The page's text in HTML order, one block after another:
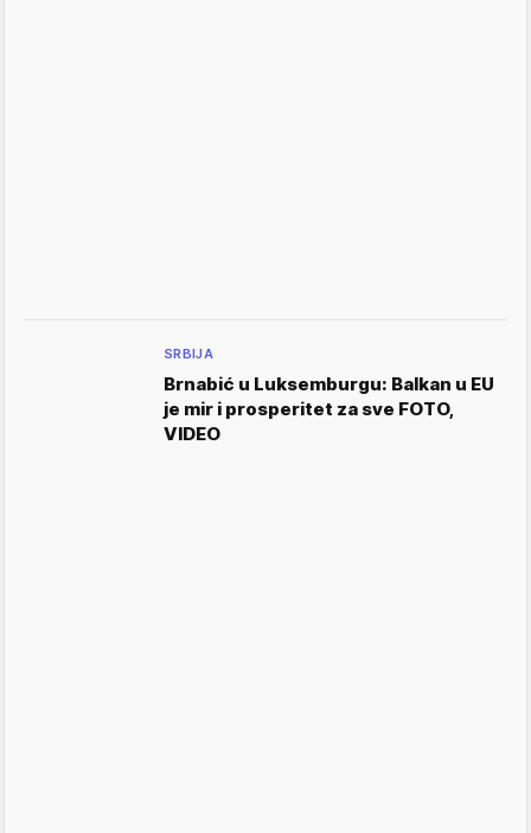
SRBIJA
Brnabić u Luksemburgu: Balkan u EU
je mir i prosperitet za sve FOTO,
VIDEO